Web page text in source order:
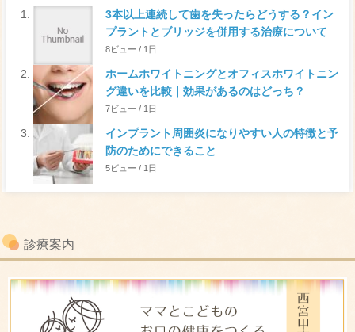
3本以上連続して歯を失ったらどうする？イン
プラントとブリッジを併用する治療について
8ビュー / 1日
ホームホワイトニングとオフィスホワイトニン
グ違いを比較｜効果があるのはどっち？
7ビュー / 1日
インプラント周囲炎になりやすい人の特徴と予
防のためにできること
5ビュー / 1日
診療案内